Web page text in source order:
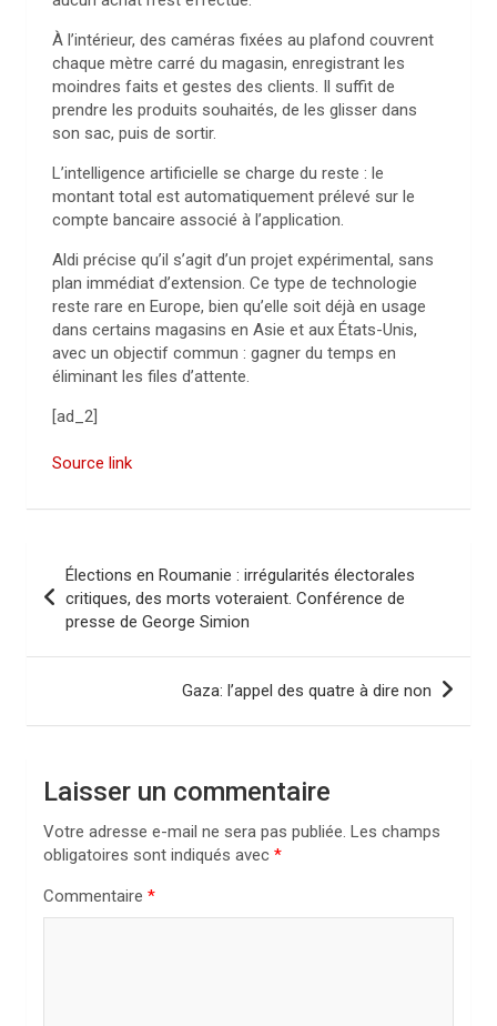
À l’intérieur, des caméras fixées au plafond couvrent
chaque mètre carré du magasin, enregistrant les
moindres faits et gestes des clients. Il suffit de
prendre les produits souhaités, de les glisser dans
son sac, puis de sortir.
L’intelligence artificielle se charge du reste : le
montant total est automatiquement prélevé sur le
compte bancaire associé à l’application.
Aldi précise qu’il s’agit d’un projet expérimental, sans
plan immédiat d’extension. Ce type de technologie
reste rare en Europe, bien qu’elle soit déjà en usage
dans certains magasins en Asie et aux États-Unis,
avec un objectif commun : gagner du temps en
éliminant les files d’attente.
[ad_2]
Source link
i
a
Élections en Roumanie : irrégularités électorales
critiques, des morts voteraient. Conférence de
presse de George Simion
Gaza: l’appel des quatre à dire non
Laisser un commentaire
Votre adresse e-mail ne sera pas publiée. Les champs
obligatoires sont indiqués avec *
Commentaire *